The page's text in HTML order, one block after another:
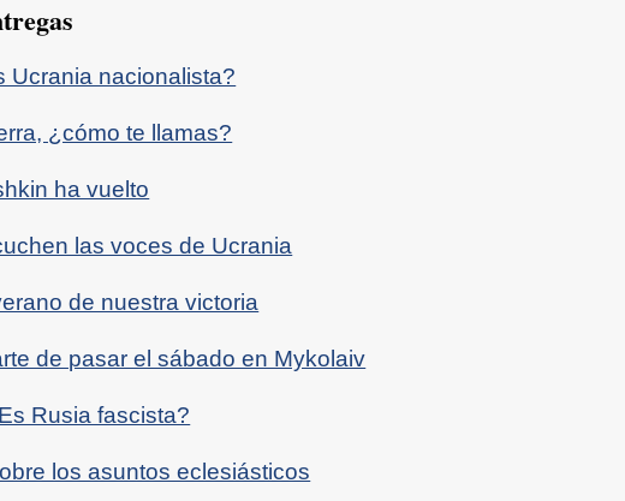
Ucrania nacionalista?
¿cómo te llamas?
ha vuelto
las voces de Ucrania
de nuestra victoria
de pasar el sábado en Mykolaiv
Rusia fascista?
los asuntos eclesiásticos